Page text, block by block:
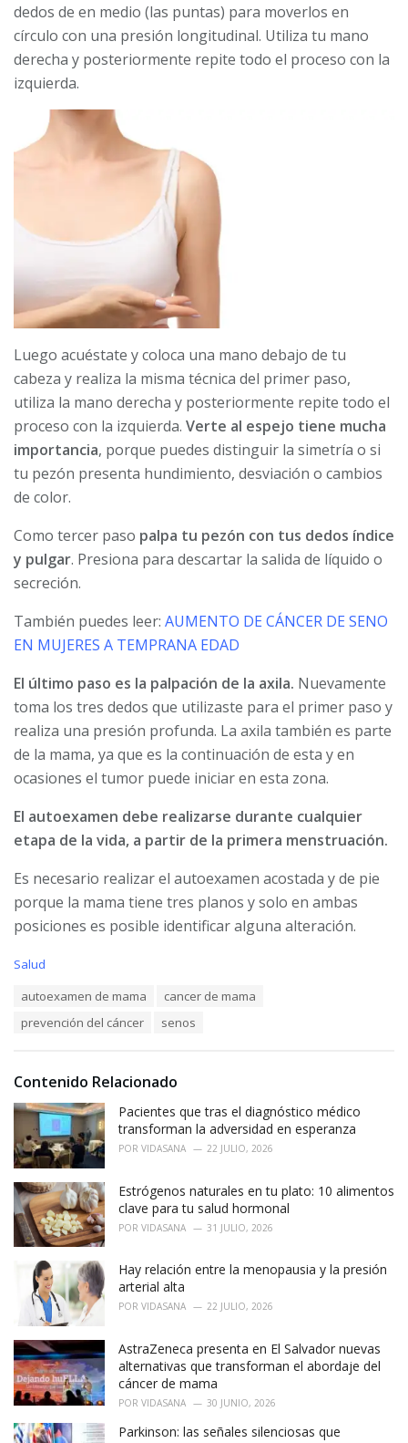
dedos de en medio (las puntas) para moverlos en
círculo con una presión longitudinal. Utiliza tu mano
derecha y posteriormente repite todo el proceso con la
izquierda.
Luego acuéstate y coloca una mano debajo de tu
cabeza y realiza la misma técnica del primer paso,
utiliza la mano derecha y posteriormente repite todo el
proceso con la izquierda. Verte al espejo tiene mucha
importancia, porque puedes distinguir la simetría o si
tu pezón presenta hundimiento, desviación o cambios
de color.
Como tercer paso palpa tu pezón con tus dedos índice
y pulgar. Presiona para descartar la salida de líquido o
secreción.
También puedes leer: AUMENTO DE CÁNCER DE SENO
EN MUJERES A TEMPRANA EDAD
El último paso es la palpación de la axila. Nuevamente
toma los tres dedos que utilizaste para el primer paso y
realiza una presión profunda. La axila también es parte
de la mama, ya que es la continuación de esta y en
ocasiones el tumor puede iniciar en esta zona.
El autoexamen debe realizarse durante cualquier
etapa de la vida, a partir de la primera menstruación.
Es necesario realizar el autoexamen acostada y de pie
porque la mama tiene tres planos y solo en ambas
posiciones es posible identificar alguna alteración.
C
i
s
Salud
autoexamen de mama
cancer de mama
prevención del cáncer
senos
Contenido Relacionado
Pacientes que tras el diagnóstico médico
transforman la adversidad en esperanza
POR VIDASANA 22 JULIO, 2026
Estrógenos naturales en tu plato: 10 alimentos
clave para tu salud hormonal
POR VIDASANA 31 JULIO, 2026
Hay relación entre la menopausia y la presión
arterial alta
POR VIDASANA 22 JULIO, 2026
AstraZeneca presenta en El Salvador nuevas
alternativas que transforman el abordaje del
cáncer de mama
POR VIDASANA 30 JUNIO, 2026
Parkinson: las señales silenciosas que